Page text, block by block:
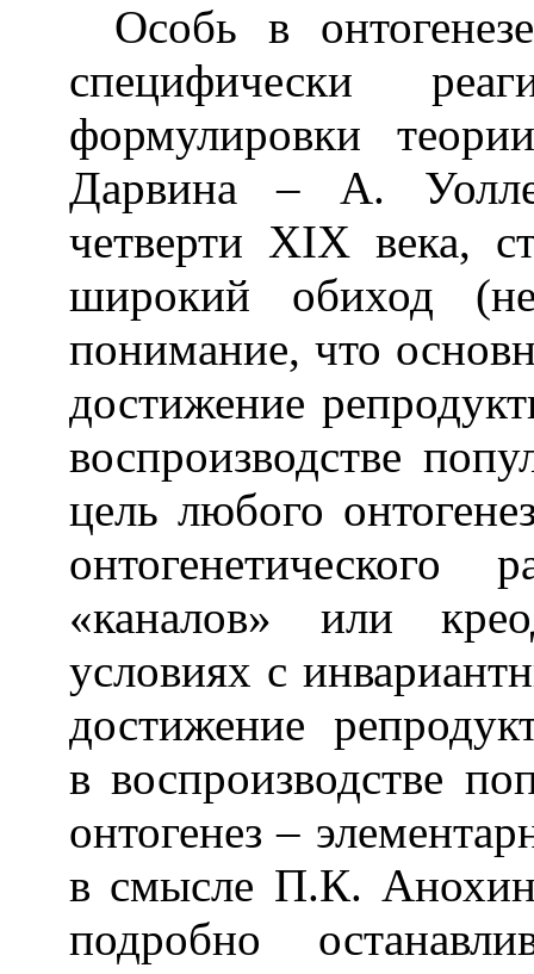
Особь в
специфически
формулировки
Дарвина – А.
четверти XIX века,
широкий обиход
понимание, что
достижение
воспроизводстве
цель любого
онтогенетического
«каналов» или
условиях с
достижение
в воспроизводстве
онтогенез –
в смысле П.К.
подробно